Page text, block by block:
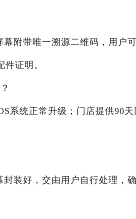
附带唯一溯源二维码，用户
证明。
系统正常升级；门店提供90
装好，交由用户自行处理，